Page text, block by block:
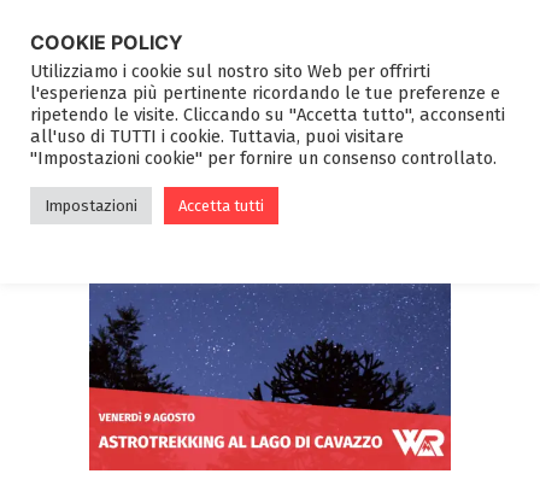
COOKIE POLICY
Utilizziamo i cookie sul nostro sito Web per offrirti
l'esperienza più pertinente ricordando le tue preferenze e
ripetendo le visite. Cliccando su "Accetta tutto", acconsenti
all'uso di TUTTI i cookie. Tuttavia, puoi visitare
"Impostazioni cookie" per fornire un consenso controllato.
Impostazioni Accetta tutti